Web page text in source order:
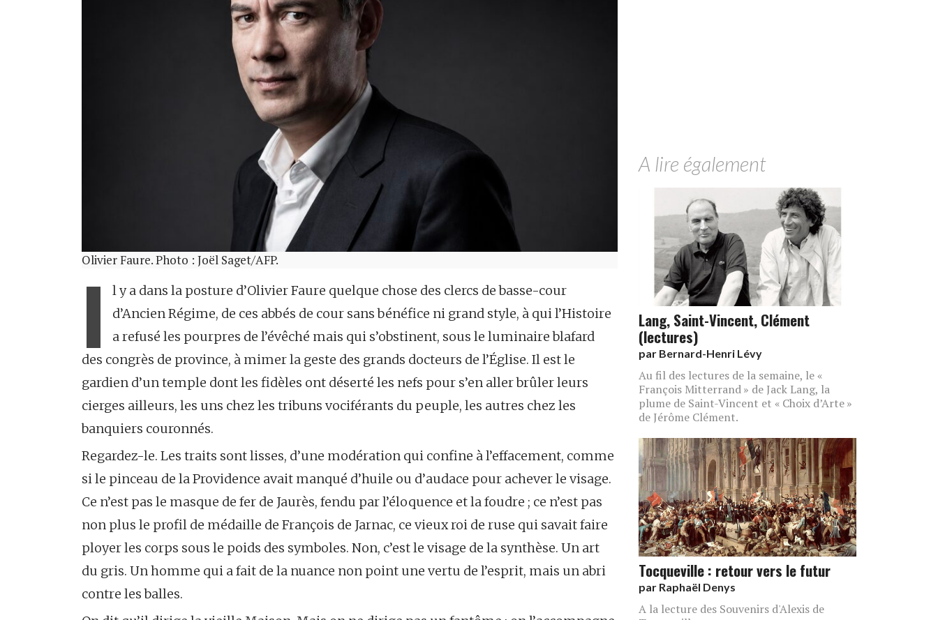
Olivier Faure. Photo : Joël Saget/AFP.
I
l y a dans la posture d’Olivier Faure quelque chose des clercs de basse-cour
d’Ancien Régime, de ces abbés de cour sans bénéfice ni grand style, à qui l’Histoire
a refusé les pourpres de l’évêché mais qui s’obstinent, sous le luminaire blafard
des congrès de province, à mimer la geste des grands docteurs de l’Église. Il est le
gardien d’un temple dont les fidèles ont déserté les nefs pour s’en aller brûler leurs
cierges ailleurs, les uns chez les tribuns vociférants du peuple, les autres chez les
banquiers couronnés.
Regardez-le. Les traits sont lisses, d’une modération qui confine à l’effacement, comme
si le pinceau de la Providence avait manqué d’huile ou d’audace pour achever le visage.
Ce n’est pas le masque de fer de Jaurès, fendu par l’éloquence et la foudre ; ce n’est pas
non plus le profil de médaille de François de Jarnac, ce vieux roi de ruse qui savait faire
ployer les corps sous le poids des symboles. Non, c’est le visage de la synthèse. Un art
du gris. Un homme qui a fait de la nuance non point une vertu de l’esprit, mais un abri
contre les balles.
A lire également
Lang, Saint-Vincent, Clément
(lectures)
par Bernard-Henri Lévy
Au fil des lectures de la semaine, le «
François Mitterrand » de Jack Lang, la
plume de Saint-Vincent et « Choix d’Arte »
de Jérôme Clément.
Tocqueville : retour vers le futur
par Raphaël Denys
A la lecture des Souvenirs d'Alexis de